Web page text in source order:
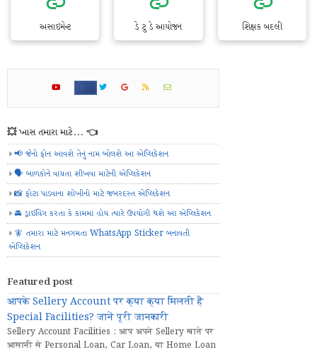
અસાઇમેન્ટ ડે ટુ ડે આયોજન શિક્ષક બદલી
💥 ખાસ તમારા માટે... 👈
📢 જેનો ફોન આવશે તેનું નામ બોલશે આ એપ્લિકેશન
🗣️ બાળકોને વાંચતા શીખવા માટેની એપ્લિકેશન
📸 ફોટા પાડવાના શોખીનો માટે જબરદસ્ત એપ્લિકેશન
🚘 ડ્રાઈવિંગ કરતા કે કામમાં હોય ત્યારે ઉપયોગી થશે આ એપ્લિકેશન
🧚 તમારા માટે મનગમતા WhatsApp Sticker બનાવતી
એપ્લિકેશન
Featured post
आपके Sellery Account पर क्या क्या मिलती हैं
Special Facilities? जानें पूरी जानकारी
Sellery Account Facilities : आप अपने Sellery खाते पर
आसानी से Personal Loan, Car Loan, या Home Loan